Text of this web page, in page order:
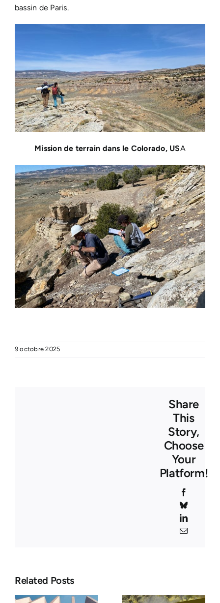
bassin de Paris.
Mission de terrain dans le Colorado, USA
9 octobre 2025
Share
This
Story,
Choose
Your
Platform!
Bluesky
LinkedIn
Email
Related Posts